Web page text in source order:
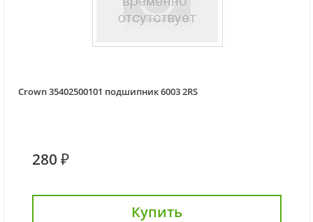
Crown 35402500101 подшипник 6003 2RS
280 ₽
Купить